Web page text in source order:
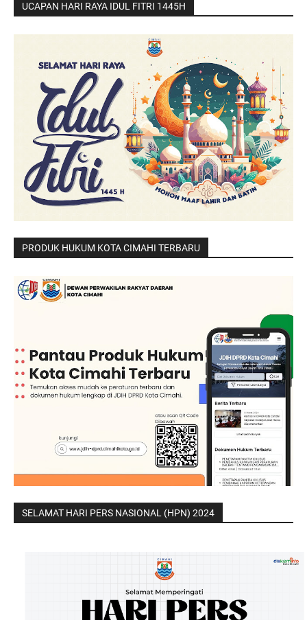
UCAPAN HARI RAYA IDUL FITRI 1445H
PRODUK HUKUM KOTA CIMAHI TERBARU
SELAMAT HARI PERS NASIONAL (HPN) 2024